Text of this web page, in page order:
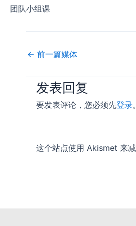
团队小组课
← 前一篇媒体
发表回复
要发表评论，您必须先登录。
这个站点使用 Akismet 来减